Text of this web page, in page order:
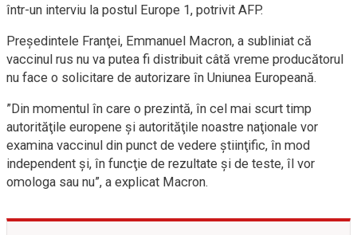
într-un interviu la postul Europe 1, potrivit AFP.
Preşedintele Franţei, Emmanuel Macron, a subliniat că
vaccinul rus nu va putea fi distribuit câtă vreme producătorul
nu face o solicitare de autorizare în Uniunea Europeană.
”Din momentul în care o prezintă, în cel mai scurt timp
autorităţile europene şi autorităţile noastre naţionale vor
examina vaccinul din punct de vedere ştiinţific, în mod
independent şi, în funcţie de rezultate şi de teste, îl vor
omologa sau nu”, a explicat Macron.